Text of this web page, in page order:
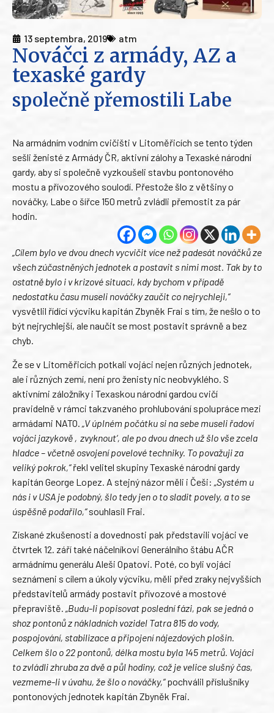
13 septembra, 2019 atm
Nováčci z armády, AZ a
texaské gardy
společně přemostili Labe
Na armádním vodním cvičišti v Litoměřicích se tento týden
sešli ženisté z Armády ČR, aktivní zálohy a Texaské národní
gardy, aby si společně vyzkoušeli stavbu pontonového
mostu a přívozového soulodí. Přestože šlo z většiny o
nováčky, Labe o šířce 150 metrů zvládli přemostit za pár
hodin.
„Cílem bylo ve dvou dnech vycvičit více než padesát nováčků ze
všech zúčastněných jednotek a postavit s nimi most. Tak by to
ostatně bylo i v krizové situaci, kdy bychom v případě
nedostatku času museli nováčky zaučit co nejrychleji,“
vysvětlil řídící výcviku kapitán Zbyněk Frai s tím, že nešlo o to
být nejrychlejší, ale naučit se most postavit správně a bez
chyb.
Že se v Litoměřicích potkali vojáci nejen různých jednotek,
ale i různých zemí, není pro ženisty nic neobvyklého. S
aktivními záložníky i Texaskou národní gardou cvičí
pravidelně v rámci takzvaného prohlubování spolupráce mezi
armádami NATO.
„V úplném počátku si na sebe museli řadoví
vojáci jazykově ‚zvyknout‘, ale po dvou dnech už šlo vše zcela
hladce – včetně osvojení povelové techniky. To považuji za
veliký pokrok,“řekl velitel skupiny Texaské národní gardy
kapitán George Lopez. A stejný názor měli i Češi: „Systém u
nás i v USA je podobný, šlo tedy jen o to sladit povely, a to se
úspěšně podařilo,“souhlasil Frai.
Získané zkušenosti a dovednosti pak představili vojáci ve
čtvrtek 12. září také náčelníkovi Generálního štábu AČR
armádnímu generálu Aleši Opatovi. Poté, co byli vojáci
seznámeni s cílem a úkoly výcviku, měli před zraky nejvyšších
představitelů armády postavit přívozové a mostové
přepraviště. „Budu-li popisovat poslední fázi, pak se jedná o
shoz pontonů z nákladních vozidel Tatra 815 do vody,
pospojování, stabilizace a připojení nájezdových plošin.
Celkem šlo o 22 pontonů, délka mostu byla 145 metrů. Vojáci
to zvládli zhruba za dvě a půl hodiny, což je velice slušný čas,
vezmeme-li v úvahu, že šlo o nováčky,“pochválil příslušníky
pontonových jednotek kapitán Zbyněk Frai.